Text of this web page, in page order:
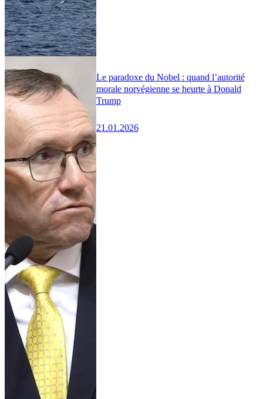
Le paradoxe du Nobel : quand l’autorité
morale norvégienne se heurte à Donald
Trump
21.01.2026